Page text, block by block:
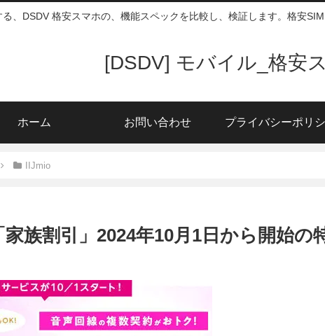
る、DSDV 格安スマホの、機能スペックを比較し、検証します。格安
[DSDV] モバイル_格安
ホーム お問い合わせ プライバシーポリ
IIJmio
族割引」2024年10月1日から開始の